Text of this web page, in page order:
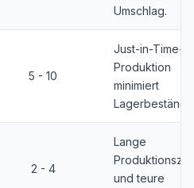
Umschlag.
5 - 10
Just-in-Time-
Produktion
minimiert
2 - 4
Lange
und teure